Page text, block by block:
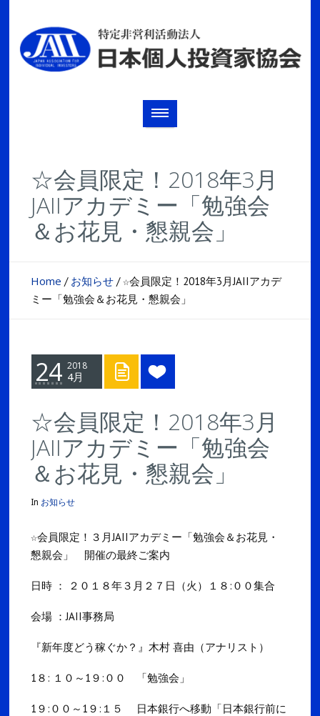
☆会員限定！2018年3月
JAIIアカデミー「勉強会
＆お花見・懇親会」
Home / お知らせ /☆会員限定！2018年3月JAIIアカデ
ミー「勉強会＆お花見・懇親会」
24 2018
4月
☆会員限定！2018年3月
JAIIアカデミー「勉強会
＆お花見・懇親会」
In お知らせ
☆会員限定！３月JAIIアカデミー「勉強会＆お花見・
懇親会」 開催の最終ご案内
日時 ： ２０１８年３月２７日（火）１８:００集合
会場 ：JAII事務局
『新年度どう稼ぐか？』木村 喜由（アナリスト）
1８: １０～1９:００ 「勉強会」
1９:００～1９:１５ 日本銀行へ移動「日本銀行前に